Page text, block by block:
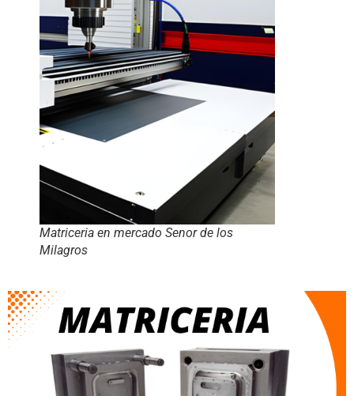
Matriceria en mercado Senor de los
Milagros